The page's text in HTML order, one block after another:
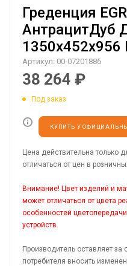
Греденция
АнтрацитДуб
1350х452х956
Артикул: 00-07201886
38 264 ₽
Под заказ
КУПИТЬ У
Цена действительна только
отличаться от цен в
Внимание! Цвет изделий и
может отличаться от цвета
особенностей
устройств.
Производитель оставляет
потребителя вносить